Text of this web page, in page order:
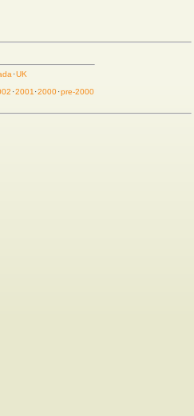
·UK
·2001 ·2000·pre-2000